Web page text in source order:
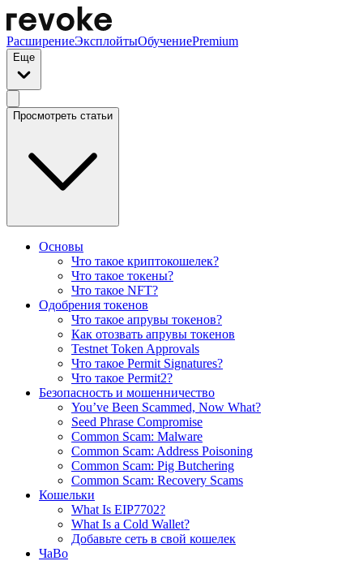
РасширениеЭксплойтыОбучениеPremium
Еще
Просмотреть статьи
Основы
Что такое криптокошелек?
Что такое токены?
Что такое NFT?
Одобрения токенов
Что такое апрувы токенов?
Как отозвать апрувы токенов
Testnet Token Approvals
Что такое Permit Signatures?
Что такое Permit2?
Безопасность и мошенничество
You’ve Been Scammed, Now What?
Seed Phrase Compromise
Common Scam: Malware
Common Scam: Address Poisoning
Common Scam: Pig Butchering
Common Scam: Recovery Scams
Кошельки
What Is EIP7702?
What Is a Cold Wallet?
Добавьте сеть в свой кошелек
ЧаВо